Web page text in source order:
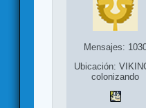
Mensajes:
Ubicación:
colonizando